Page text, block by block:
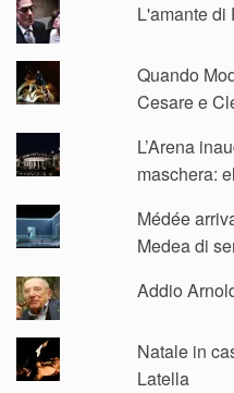
L'amante di
Quando
Cesare e
L’Arena
maschera:
Médée
Medea di
Addio
Natale in
Latella